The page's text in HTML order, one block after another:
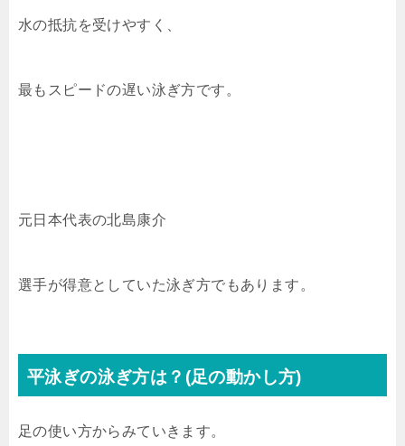
水の抵抗を受けやすく、
最もスピードの遅い泳ぎ方です。
元日本代表の北島康介
選手が得意としていた泳ぎ方でもあります。
平泳ぎの泳ぎ方は？(足の動かし方)
足の使い方からみていきます。